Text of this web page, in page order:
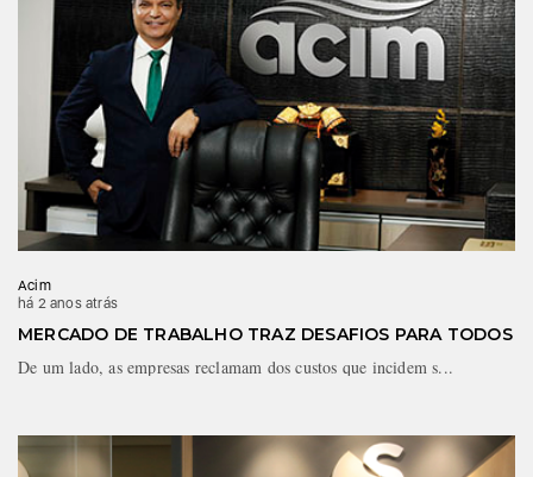
Acim
há 2 anos atrás
MERCADO DE TRABALHO TRAZ DESAFIOS PARA TODOS
De um lado, as empresas reclamam dos custos que incidem s...